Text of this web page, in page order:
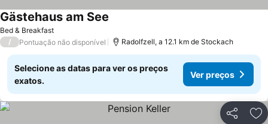
Bed & Breakfast
Gästehaus am See
/ Pontuação não disponível Radolfzell, a 12.1 km de Stockach
Selecione as datas para ver os preços
exatos.
Ver preços
Partilhar